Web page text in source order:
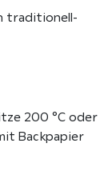
traditionell-
200 °C oder
Backpapier